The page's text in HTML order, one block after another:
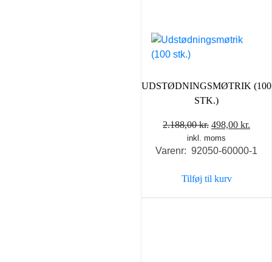
UDSTØDNINGSMØTRIK (100
STK.)
2.188,00kr. Den
oprindelige
pris
2.188,00 kr..
498,00 kr.
pris
inkl. moms
Varenr: 92050-60000-1
Tilføj til kurv